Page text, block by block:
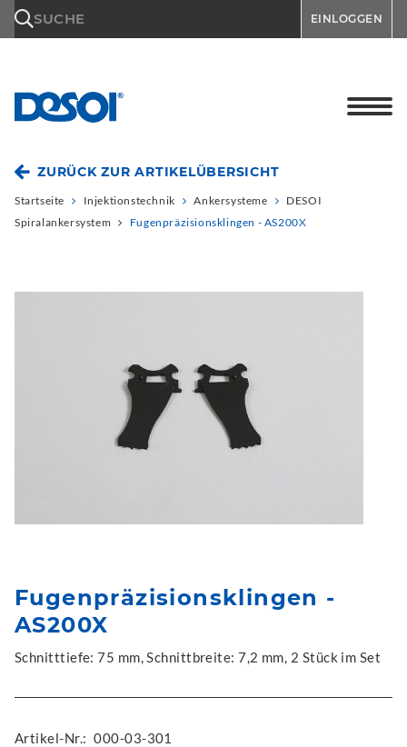
SUCHE EINLOGGEN
ZURÜCK ZUR ARTIKELÜBERSICHT
Startseite Injektionstechnik Ankersysteme
DESOI
Spiralankersystem
Fugenpräzisionsklingen - AS200X
Fugenpräzisionsklingen -
AS200X
Schnitttiefe: 75 mm, Schnittbreite: 7,2 mm, 2 Stück im Set
Artikel-Nr.: 000-03-301